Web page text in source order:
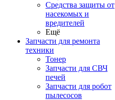
Средства защиты от
насекомых и
вредителей
Ещё
Запчасти для ремонта
техники
Тонер
Запчасти для СВЧ
печей
Запчасти для робот
пылесосов